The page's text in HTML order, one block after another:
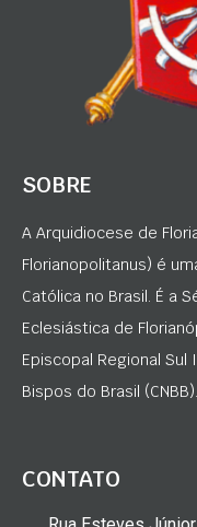
SOBRE
A Arquidiocese de
Florianopolitanus) é
Católica no Brasil. É a
Eclesiástica de
Episcopal Regional Sul
Bispos do Brasil
CONTATO